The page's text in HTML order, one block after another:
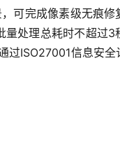
可完成像素级无痕修
处理总耗时不超过3
过ISO27001信息安